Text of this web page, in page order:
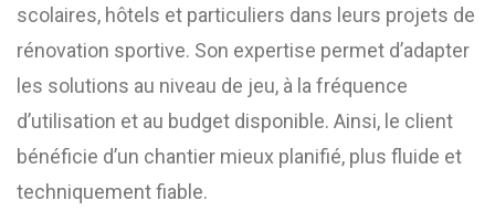
scolaires, hôtels et particuliers dans leurs projets de
rénovation sportive. Son expertise permet d’adapter
les solutions au niveau de jeu, à la fréquence
d’utilisation et au budget disponible. Ainsi, le client
bénéficie d’un chantier mieux planifié, plus fluide et
techniquement fiable.